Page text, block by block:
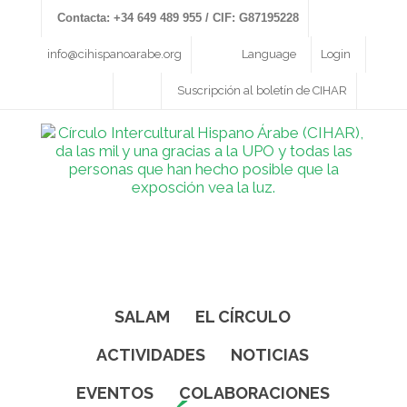
Contacta: +34 649 489 955 / CIF: G87195228
info@cihispanoarabe.org Login
Language
Suscripción al boletín de CIHAR
SALAM
EL CÍRCULO
ACTIVIDADES
NOTICIAS
EVENTOS
COLABORACIONES